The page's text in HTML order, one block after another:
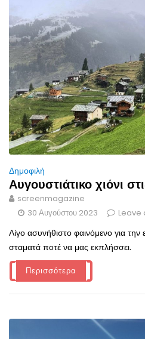
Δημοφιλή
Αυγουστιάτικο χιόνι
screenmagazine
30 Αυγούστου 2023
Leave
Λίγο ασυνήθιστο φαινόμενο για
σταματά ποτέ να μας εκπλήσσει.
Περισσότερα